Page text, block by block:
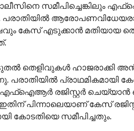
സമീപിച്ചെങ്കിലും
പരാതിയിൽ
കേസ് എടുക്കാൻ മതിയായ
തെളിവുകൾ ഹാജരാക്കി
പരാതിയിൽ പ്രാഥമികമായി
എഫ്‌ഐആർ രജിസ്റ്റർ ചെയ്യാൻ
പിന്നാലെയാണ് കേസ്
കോടതിയെ സമീപിച്ചതും.